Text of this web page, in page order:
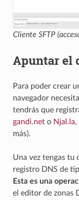
Cliente SFTP
Apuntar el
Para poder crear
navegador
tendrás que
gandi.neto Njal.la,
más).
Una vez tengas tu
registro DNS de
Esta es una
el editor de zonas